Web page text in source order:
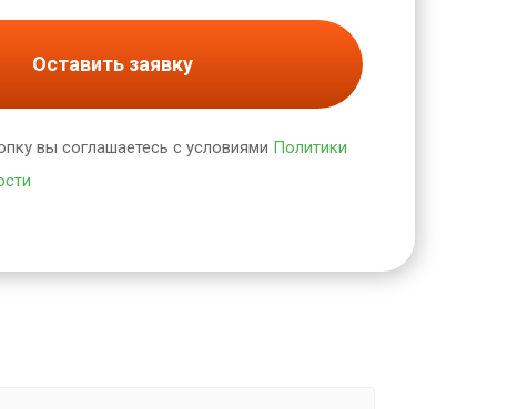
Оставить заявку
вы соглашаетесь с условиями Политики